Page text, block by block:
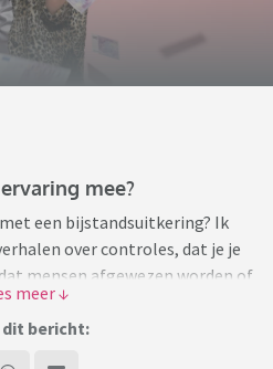
mee?
een bijstandsuitkering? Ik
over controles, dat je je
mensen afgewezen worden of
ergens moet gaan werken wat
op het moment erg zwaar en
dit bericht: